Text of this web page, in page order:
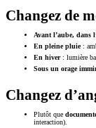
Changez de
Avant l’aube, dans
En pleine pluie:
En hiver: lumière
Sous un orage
Changez
Plutôt que
interaction).